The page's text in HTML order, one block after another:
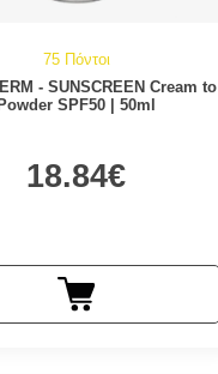
75 Πόντοι
- SUNSCREEN Cream to
Powder SPF50 | 50ml
18.84€